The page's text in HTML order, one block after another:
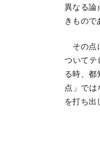
異なる論
きもので
その点
ついてテ
る時、
点」で
を打ち出